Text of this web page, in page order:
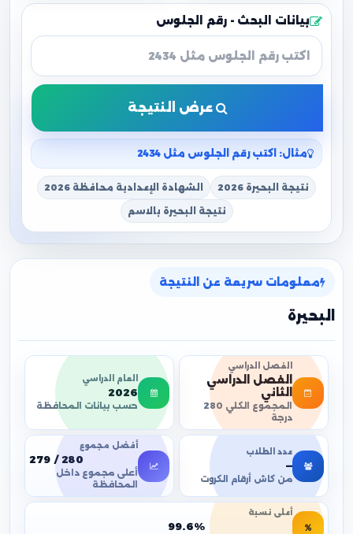
بيانات البحث - رقم الجلوس
عرض النتيجة
مثال: اكتب رقم الجلوس مثل 2434
نتيجة البحيرة 2026 الشهادة الإعدادية محافظة 2026
نتيجة البحيرة بالاسم
معلومات سريعة عن النتيجة
البحيرة
الفصل الدراسي
الفصل الدراسي
الثاني
المجموع الكلي 280
درجة
العام الدراسي
2026
حسب بيانات المحافظة
عدد الطلاب
—
من كاش أرقام الكروت
أفضل مجموع
279 / 280
أعلى مجموع داخل
المحافظة
أعلى نسبة
99.6%